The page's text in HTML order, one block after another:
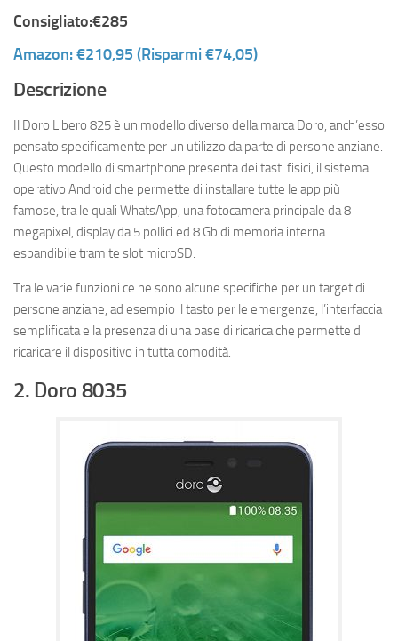
Consigliato:€285
Amazon: €210,95 (Risparmi €74,05)
Descrizione
Il Doro Libero 825 è un modello diverso della marca Doro, anch’esso
pensato specificamente per un utilizzo da parte di persone anziane.
Questo modello di smartphone presenta dei tasti fisici, il sistema
operativo Android che permette di installare tutte le app più
famose, tra le quali WhatsApp, una fotocamera principale da 8
megapixel, display da 5 pollici ed 8 Gb di memoria interna
espandibile tramite slot microSD.
Tra le varie funzioni ce ne sono alcune specifiche per un target di
persone anziane, ad esempio il tasto per le emergenze, l’interfaccia
semplificata e la presenza di una base di ricarica che permette di
ricaricare il dispositivo in tutta comodità.
2. Doro 8035